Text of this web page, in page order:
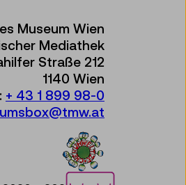
Museum Wien
Mediathek
Straße 212
1140 Wien
+ 43 1 899 98-0